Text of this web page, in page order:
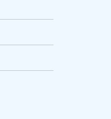
ধর্মেন্দ্র প্রধানের